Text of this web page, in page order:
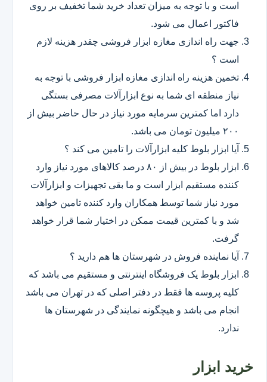
است و با توجه به میزان تعداد خرید شما تخفیف بر روی
فاکتور اعمال می شود.
جهت راه اندازی مغازه ابزار فروشی چقدر هزینه لازم
است ؟
تخمین هزینه راه اندازی مغازه ابزار فروشی با توجه به
نیاز منطقه ای شما به نوع ابزارآلات مصرفی بستگی
دارد اما کمترین سرمایه مورد نیاز در حال حاضر بیش از
۲۰۰ میلیون تومان می باشد.
آیا ابزار بلوط کلیه ابزارآلات را تامین می کند ؟
ابزار بلوط در بیش از ۸۰ درصد کالاهای مورد نیاز وارد
کننده مستقیم ابزار است و ما بقی تجهیزات و ابزارآلات
مورد نیاز شما توسط همکاران وارد کننده تامین خواهد
شد و با کمترین قیمت ممکن در اختیار شما قرار خواهد
گرفت.
آیا نماینده فروش در شهرستان ها هم دارید ؟
ابزار بلوط یک فروشگاه اینترنتی و مستقیم می باشد که
کلیه پروسه ها فقط در دفتر اصلی که در تهران می باشد
انجام می باشد و هیچگونه نمایندگی در شهرستان ها
ندارد.
خرید ابزار